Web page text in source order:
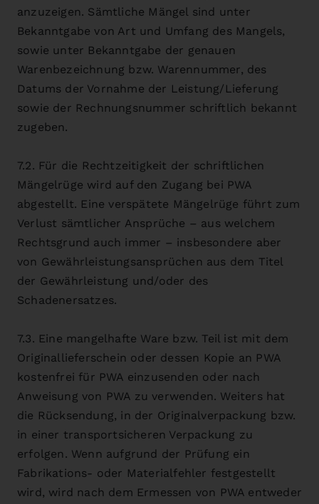
anzuzeigen. Sämtliche Mängel sind unter
Bekanntgabe von Art und Umfang des Mangels,
sowie unter Bekanntgabe der genauen
Warenbezeichnung bzw. Warennummer, des
Datums der Vornahme der Leistung/Lieferung
sowie der Rechnungsnummer schriftlich bekannt
zugeben.
7.2. Für die Rechtzeitigkeit der schriftlichen
Mängelrüge wird auf den Zugang bei PWA
abgestellt. Eine verspätete Mängelrüge führt zum
Verlust sämtlicher Ansprüche – aus welchem
Rechtsgrund auch immer – insbesondere aber
von Gewährleistungsansprüchen aus dem Titel
der Gewährleistung und/oder des
Schadenersatzes.
7.3. Eine mangelhafte Ware bzw. Teil ist mit dem
Originallieferschein oder dessen Kopie an PWA
kostenfrei für PWA einzusenden oder nach
Anweisung von PWA zu verwenden. Weiters hat
die Rücksendung, in der Originalverpackung bzw.
in einer transportsicheren Verpackung zu
erfolgen. Wenn aufgrund der Prüfung ein
Fabrikations- oder Materialfehler festgestellt
wird, wird nach dem Ermessen von PWA entweder